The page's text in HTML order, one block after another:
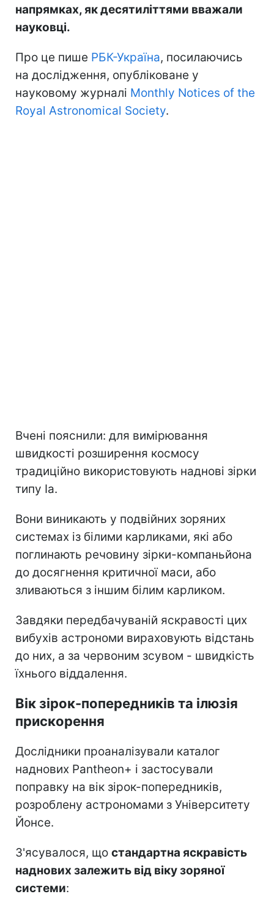
напрямках, як десятиліттями вважали
науковці.
Про це пише РБК-Україна, посилаючись
на дослідження, опубліковане у
науковому журналі Monthly Notices of the
Royal Astronomical Society.
Вчені пояснили: для вимірювання
швидкості розширення космосу
традиційно використовують наднові зірки
типу Ia.
Вони виникають у подвійних зоряних
системах із білими карликами, які або
поглинають речовину зірки-компаньйона
до досягнення критичної маси, або
зливаються з іншим білим карликом.
Завдяки передбачуваній яскравості цих
вибухів астрономи вираховують відстань
до них, а за червоним зсувом - швидкість
їхнього віддалення.
Вік зірок-попередників та ілюзія
прискорення
Дослідники проаналізували каталог
наднових Pantheon+ і застосували
поправку на вік зірок-попередників,
розроблену астрономами з Університету
Йонсе.
З'ясувалося, що стандартна яскравість
наднових залежить від віку зоряної
системи: